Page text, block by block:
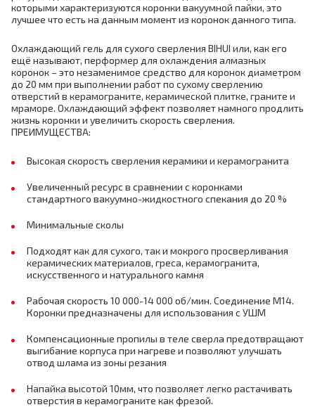
которыми характеризуются коронки вакуумной пайки, это
лучшее что есть на данным момент из коронок данного типа.
Охлаждающий гель для сухого сверления BIHUI или, как его
ещё называют, перформер для охлаждения алмазных
коронок – это незаменимое средство для коронок диаметром
до 20 мм при выполнении работ по сухому сверлению
отверстий в керамограните, керамической плитке, граните и
мраморе. Охлаждающий эффект позволяет намного продлить
жизнь коронки и увеличить скорость сверления.
ПРЕИМУЩЕСТВА:
Высокая скорость сверления керамики и керамогранита
Увеличенный ресурс в сравнении с коронками
стандартного вакуумно-жидкостного спекания до 20 %
Минимальные сколы
Подходят как для сухого, так и мокрого просверливания
керамических материалов, греса, керамогранита,
искусственного и натурального камня
Рабочая скорость 10 000-14 000 об/мин. Соединение М14.
Коронки предназначены для использования с УШМ
Компенсационные пропилы в теле сверла предотвращают
выгибание корпуса при нагреве и позволяют улучшать
отвод шлама из зоны резания
Напайка высотой 10мм, что позволяет легко растачивать
отверстия в керамограните как фрезой.